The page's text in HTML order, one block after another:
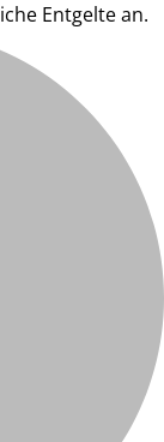
Entgelte an.